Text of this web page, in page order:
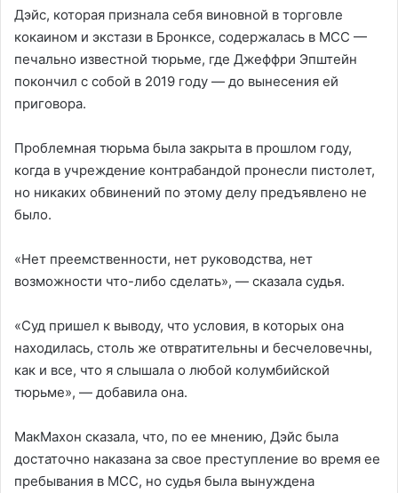
Дэйс, которая признала себя виновной в торговле
кокаином и экстази в Бронксе, содержалась в MCC —
печально известной тюрьме, где Джеффри Эпштейн
покончил с собой в 2019 году — до вынесения ей
приговора.
Проблемная тюрьма была закрыта в прошлом году,
когда в учреждение контрабандой пронесли пистолет,
но никаких обвинений по этому делу предъявлено не
было.
«Нет преемственности, нет руководства, нет
возможности что-либо сделать», — сказала судья.
«Суд пришел к выводу, что условия, в которых она
находилась, столь же отвратительны и бесчеловечны,
как и все, что я слышала о любой колумбийской
тюрьме», — добавила она.
МакМахон сказала, что, по ее мнению, Дэйс была
достаточно наказана за свое преступление во время ее
пребывания в MCC, но судья была вынуждена